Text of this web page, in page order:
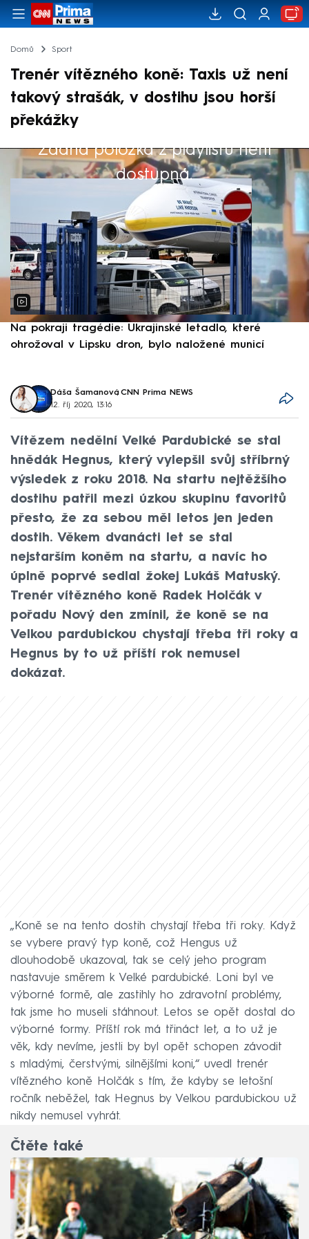
Domů Sport
Trenér vítězného koně: Taxis už není
takový strašák, v dostihu jsou horší
překážky
Žádná položka z playlistu není
dostupná.
Výběr redakce
Na pokraji tragédie: Ukrajinské letadlo, které
ohrožoval v Lipsku dron, bylo naložené municí
Dáša Šamanová, CNN Prima NEWS
12. říj 2020, 13:16
Vítězem nedělní Velké Pardubické se stal
hnědák Hegnus, který vylepšil svůj stříbrný
výsledek z roku 2018. Na startu nejtěžšího
dostihu patřil mezi úzkou skupinu favoritů
přesto, že za sebou měl letos jen jeden
dostih. Věkem dvanácti let se stal
nejstarším koněm na startu, a navíc ho
úplně poprvé sedlal žokej Lukáš Matuský.
Trenér vítězného koně Radek Holčák v
pořadu Nový den zmínil, že koně se na
Velkou pardubickou chystají třeba tři roky a
Hegnus by to už příští rok nemusel
dokázat.
„Koně se na tento dostih chystají třeba tři roky. Když
se vybere pravý typ koně, což Hengus už
dlouhodobě ukazoval, tak se celý jeho program
nastavuje směrem k Velké pardubické. Loni byl ve
výborné formě, ale zastihly ho zdravotní problémy,
tak jsme ho museli stáhnout. Letos se opět dostal do
výborné formy. Příští rok má třináct let, a to už je
věk, kdy nevíme, jestli by byl opět schopen závodit
s mladými, čerstvými, silnějšími koni,“ uvedl trenér
vítězného koně Holčák s tím, že kdyby se letošní
ročník neběžel, tak Hegnus by Velkou pardubickou už
nikdy nemusel vyhrát.
Čtěte také